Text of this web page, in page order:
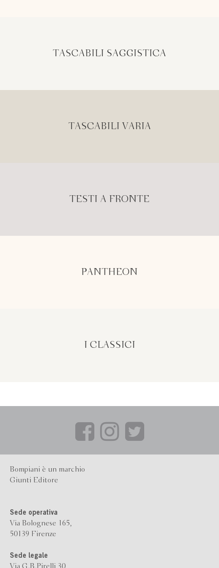
TASCABILI SAGGISTICA
TASCABILI VARIA
TESTI A FRONTE
PANTHEON
I CLASSICI
Bompiani è un marchio
Giunti Editore
Sede operativa
Via Bolognese 165,
50139 Firenze
Sede legale
Via G.B.Pirelli 30,